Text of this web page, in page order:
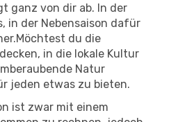
ganz von dir ab. In der
in der Nebensaison dafür
du die
in die lokale Kultur
Natur
jeden etwas zu bieten.
ist zwar mit einem